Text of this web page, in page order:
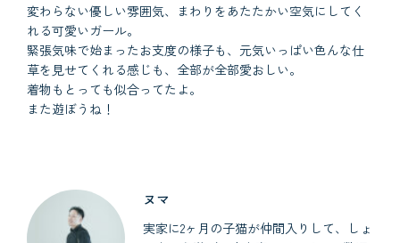
変わらない優しい雰囲気、まわりをあたたかい空気にしてく
れる可愛いガール。
緊張気味で始まったお支度の様子も、元気いっぱい色んな仕
草を見せてくれる感じも、全部が全部愛おしい。
着物もとっても似合ってたよ。
また遊ぼうね！
ヌマ
実家に2ヶ月の子猫が仲間入りして、しょ